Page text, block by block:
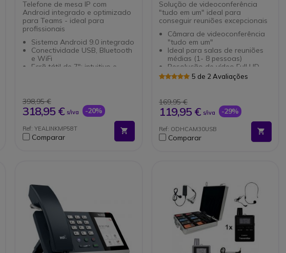
Telefone de mesa IP com
Android integrado e optimizado
para Teams - ideal para
profissionais
Sistema Android 9.0 integrado
Conectividade USB, Bluetooth
e WiFi
Ecrã tátil de 7": intuitivo e
Supressão do ruído
Duas portas Ethernet Gigabit
Suporta módulo de extensão
Optimizado para Microsoft
Teams
Compatível com todos os
398,95 €
318,95 € s/iva -20%
Ref: YEALINKMP58T
Comparar
Solução de videoconferência
"tudo em um" ideal para
conseguir reuniões excepcionais
Câmara de videoconferência
"tudo em um"
Ideal para salas de reuniões
médias (1- 8 pessoas)
Resolução de vídeo Full HD
1080p
Campo de visão 100°
omnidirecionais MEMS com
som a 360º
Cancelamento de ruído
Conversações Full-duplex
Conexão rápida e simples
Plug&Play: USB
5 de 2 Avaliações
169,95 €
119,95 € s/iva -29%
Ref: ODHCAM30USB
Comparar